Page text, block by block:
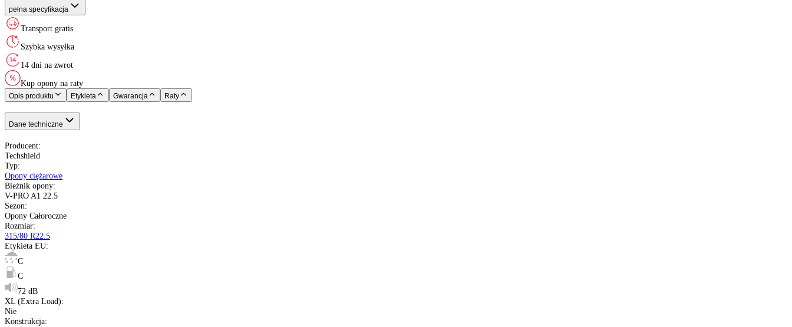
Techshield
Opony Całoroczne
315/80 R22.5
156 - 4000 kg
K do 110 km/h
C
C
Nie
Uniwersalna
pełna specyfikacja
Transport gratis
Szybka wysyłka
14 dni na zwrot
Kup opony na raty
Opis produktu
Dane techniczne
Producent:
Techshield
Typ: